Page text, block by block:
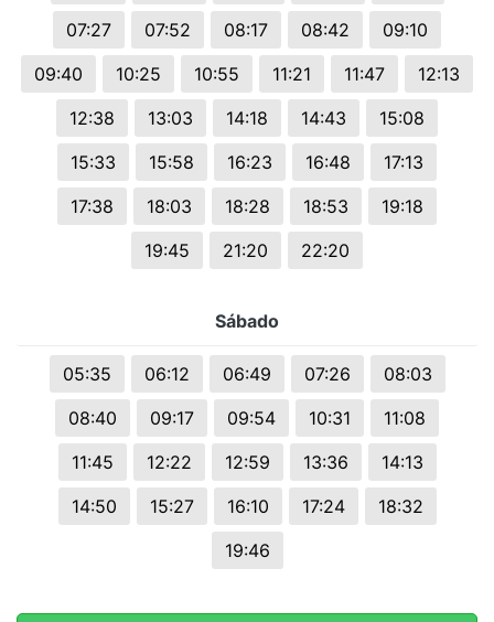
07:27
07:52 08:17 08:42
09:10
09:40
10:25 10:55 11:21 11:47
12:13
12:38
13:03 14:18 14:43
15:08
15:33
15:58 16:23 16:48
17:13
17:38
18:03 18:28 18:53
19:18
19:45
21:20 22:20
Sábado
05:35 06:12 06:49 07:26
08:03
08:40
09:17 09:54 10:31
11:08
11:45
12:22 12:59 13:36
14:13
14:50
15:27 16:10 17:24
18:32
19:46